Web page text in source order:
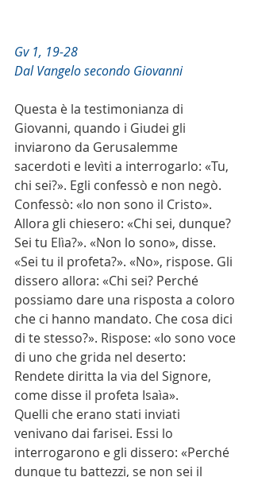
Gv 1, 19-28
Dal Vangelo secondo Giovanni
Questa è la testimonianza di
Giovanni, quando i Giudei gli
inviarono da Gerusalemme
sacerdoti e levìti a interrogarlo: «Tu,
chi sei?». Egli confessò e non negò.
Confessò: «Io non sono il Cristo».
Allora gli chiesero: «Chi sei, dunque?
Sei tu Elìa?». «Non lo sono», disse.
«Sei tu il profeta?». «No», rispose. Gli
dissero allora: «Chi sei? Perché
possiamo dare una risposta a coloro
che ci hanno mandato. Che cosa dici
di te stesso?». Rispose: «Io sono voce
di uno che grida nel deserto:
Rendete diritta la via del Signore,
come disse il profeta Isaìa».
Quelli che erano stati inviati
venivano dai farisei. Essi lo
interrogarono e gli dissero: «Perché
dunque tu battezzi, se non sei il